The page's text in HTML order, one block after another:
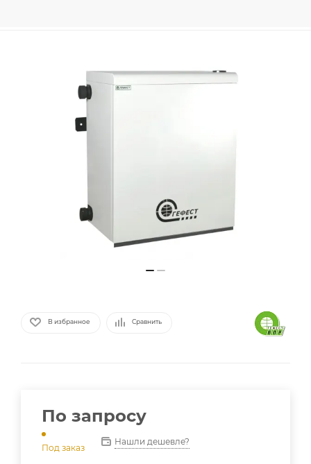
В избранное Сравнить
По запросу
Под заказ
Нашли дешевле?